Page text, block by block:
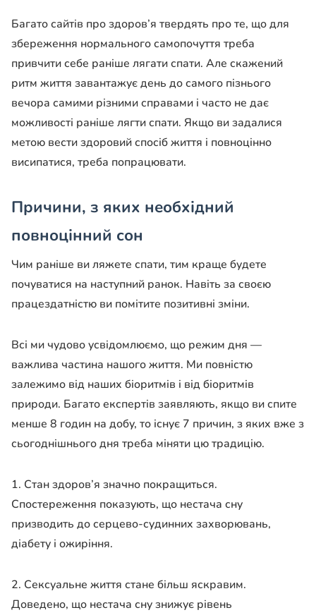
Багато сайтів про здоров’я твердять про те, що для
збереження нормального самопочуття треба
привчити себе раніше лягати спати. Але скажений
ритм життя завантажує день до самого пізнього
вечора самими різними справами і часто не дає
можливості раніше лягти спати. Якщо ви задалися
метою вести здоровий спосіб життя і повноцінно
висипатися, треба попрацювати.
Причини, з яких необхідний
повноцінний сон
Чим раніше ви ляжете спати, тим краще будете
почуватися на наступний ранок. Навіть за своєю
працездатністю ви помітите позитивні зміни.
Всі ми чудово усвідомлюємо, що режим дня —
важлива частина нашого життя. Ми повністю
залежимо від наших біоритмів і від біоритмів
природи. Багато експертів заявляють, якщо ви спите
менше 8 годин на добу, то існує 7 причин, з яких вже з
сьогоднішнього дня треба міняти цю традицію.
1. Стан здоров’я значно покращиться.
Спостереження показують, що нестача сну
призводить до серцево-судинних захворювань,
діабету і ожиріння.
2. Сексуальне життя стане більш яскравим.
Доведено, що нестача сну знижує рівень